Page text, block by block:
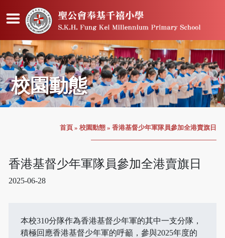
校園動態
首頁 » 校園動態 » 香港基督少年軍隊員參加全港賣旗日
香港基督少年軍隊員參加全港賣旗日
2025-06-28
本校310分隊作為香港基督少年軍的其中一支分隊，
積極回應香港基督少年軍的呼籲，參與2025年度的